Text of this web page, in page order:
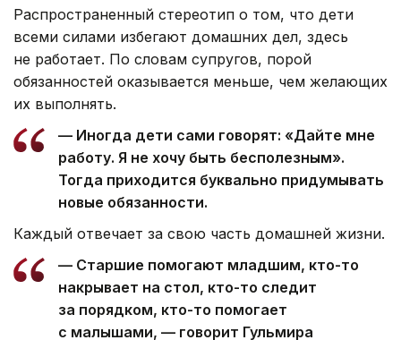
Распространенный стереотип о том, что дети
всеми силами избегают домашних дел, здесь
не работает. По словам супругов, порой
обязанностей оказывается меньше, чем желающих
их выполнять.
— Иногда дети сами говорят: «Дайте мне
работу. Я не хочу быть бесполезным».
Тогда приходится буквально придумывать
новые обязанности.
Каждый отвечает за свою часть домашней жизни.
— Старшие помогают младшим, кто-то
накрывает на стол, кто-то следит
за порядком, кто-то помогает
с малышами, — говорит Гульмира